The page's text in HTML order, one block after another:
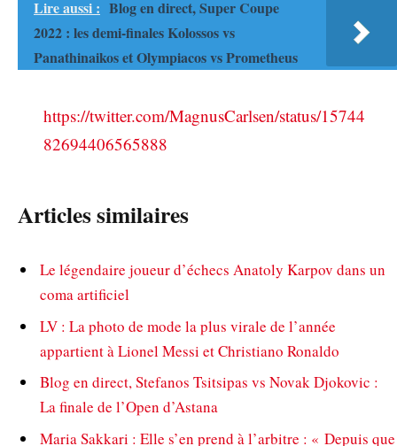
Lire aussi : Blog en direct, Super Coupe
2022 : les demi-finales Kolossos vs
Panathinaikos et Olympiacos vs Prometheus
https://twitter.com/MagnusCarlsen/status/15744
82694406565888
Articles similaires
Le légendaire joueur d’échecs Anatoly Karpov dans un
coma artificiel
LV : La photo de mode la plus virale de l’année
appartient à Lionel Messi et Christiano Ronaldo
Blog en direct, Stefanos Tsitsipas vs Novak Djokovic :
La finale de l’Open d’Astana
Maria Sakkari : Elle s’en prend à l’arbitre : « Depuis que